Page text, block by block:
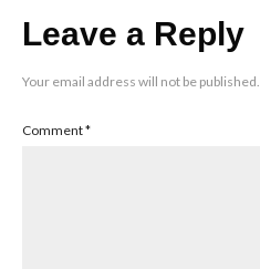
Leave a Reply
Your email address will not be published.
Comment*